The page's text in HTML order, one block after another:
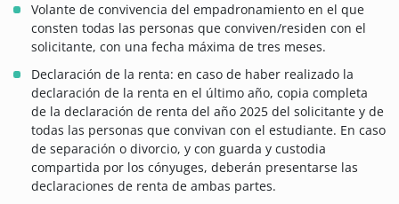
Volante de convivencia del empadronamiento en el que
consten todas las personas que conviven/residen con el
solicitante, con una fecha máxima de tres meses.
Declaración de la renta: en caso de haber realizado la
declaración de la renta en el último año, copia completa
de la declaración de renta del año 2025 del solicitante y de
todas las personas que convivan con el estudiante. En caso
de separación o divorcio, y con guarda y custodia
compartida por los cónyuges, deberán presentarse las
declaraciones de renta de ambas partes.